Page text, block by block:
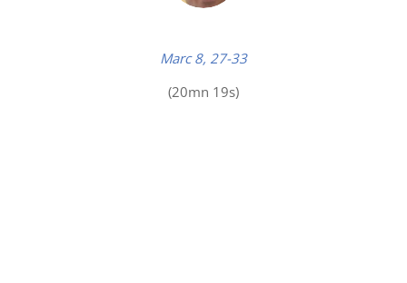
Marc 8, 27-33
(20mn 19s)